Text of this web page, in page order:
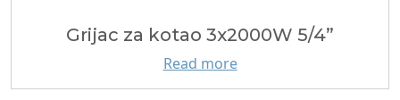
Grijac za kotao 3x2000W 5/4”
Read more